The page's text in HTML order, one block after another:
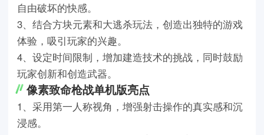
自由破坏的快感。
3、结合方块元素和大逃杀玩法，创造出独特的游戏
体验，吸引玩家的兴趣。
4、设定时间限制，增加建造技术的挑战，同时鼓励
玩家创新和创造武器。
像素致命枪战单机版亮点
1、采用第一人称视角，增强射击操作的真实感和沉
浸感。